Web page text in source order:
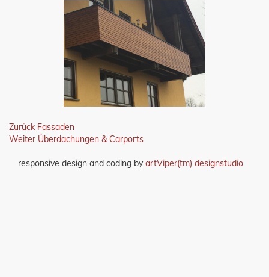
Beitragsnavigation
Zurück Vorheriger
Beitrag:
Fassaden
Weiter Nächster
Überdachungen & Carports
responsive design and coding by artViper(tm) designstudio